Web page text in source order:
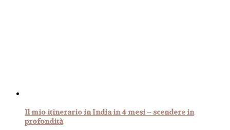
Il mio itinerario in India in 4 mesi – scendere in
profondità